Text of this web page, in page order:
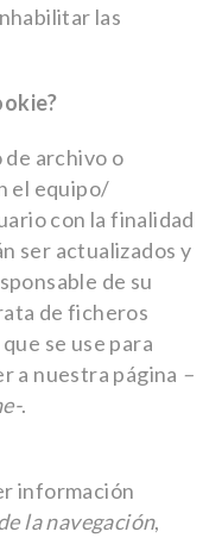
las
de archivo o
el equipo/
con la finalidad
ser actualizados y
de su
de ficheros
se use para
a nuestra página –
.
información
la navegación,